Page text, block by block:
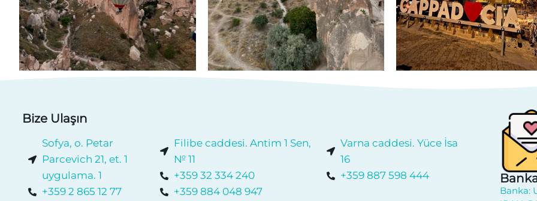
Bize Ulaşın
Sofya, o. Petar
Parcevich 21, et. 1
uygulama. 1
+359 2 865 12 77
Filibe caddesi. Antim 1 Sen,
№ 11
+359 32 334 240
+359 884 048 947
Varna caddesi. Yüce İsa
16
+359 887 598 444
Banka: